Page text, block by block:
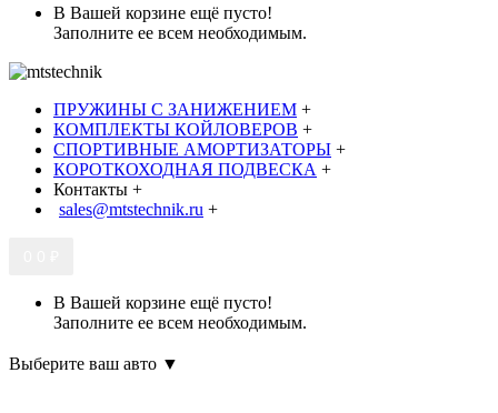
В Вашей корзине ещё пусто!
Заполните ее всем необходимым.
ПРУЖИНЫ С ЗАНИЖЕНИЕМ +
КОМПЛЕКТЫ КОЙЛОВЕРОВ +
СПОРТИВНЫЕ АМОРТИЗАТОРЫ +
КОРОТКОХОДНАЯ ПОДВЕСКА +
Контакты +
sales@mtstechnik.ru +
В Вашей корзине ещё пусто!
Заполните ее всем необходимым.
Выберите ваш авто ▼